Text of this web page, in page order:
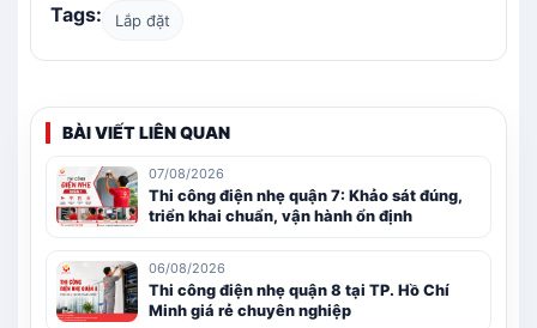
Tags: Lắp đặt
BÀI VIẾT LIÊN QUAN
07/08/2026
Thi công điện nhẹ quận 7: Khảo sát đúng,
triển khai chuẩn, vận hành ổn định
06/08/2026
Thi công điện nhẹ quận 8 tại TP. Hồ Chí
Minh giá rẻ chuyên nghiệp